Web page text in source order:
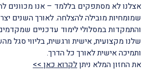
אצלנו לא מסתפקים בללמד – אנו מכוונים
שמומחיות מובילה להצלחה. לאורך השנים
והתמקדות במסלולי לימוד עדכניים
שלנו מקצועית, אישית ורגשית, בליווי סגל
ותמיכה אישית לאורך כל הדרך.
את החזון המלא ניתןלקרוא כאן >>